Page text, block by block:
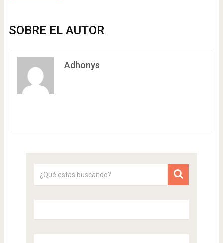
SOBRE EL AUTOR
Adhonys